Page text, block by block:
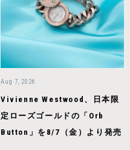
Aug 7, 2026
Vivienne Westwood、日本限
定ローズゴールドの「Orb
Button」を8/7（金）より発売